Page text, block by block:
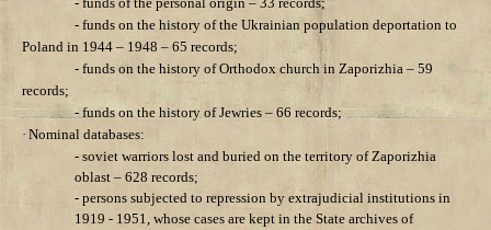
- funds on the history of the Ukrainian population deportation to
Poland in 1944 – 1948 – 65 records;
- funds on the history of Orthodox church in Zaporizhia – 59
records;
- funds on the history of Jewries – 66 records;
· Nominal databases:
- soviet warriors lost and buried on the territory of Zaporizhia
oblast – 628 records;
- persons subjected to repression by extrajudicial institutions in
1919 - 1951, whose cases are kept in the State archives of